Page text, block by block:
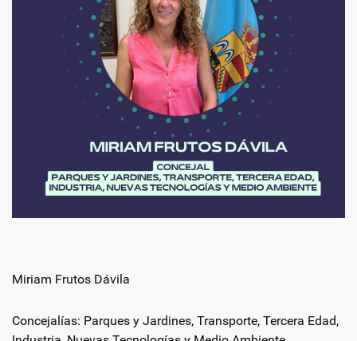
Miriam Frutos Dávila
Concejalías: Parques y Jardines, Transporte, Tercera Edad,